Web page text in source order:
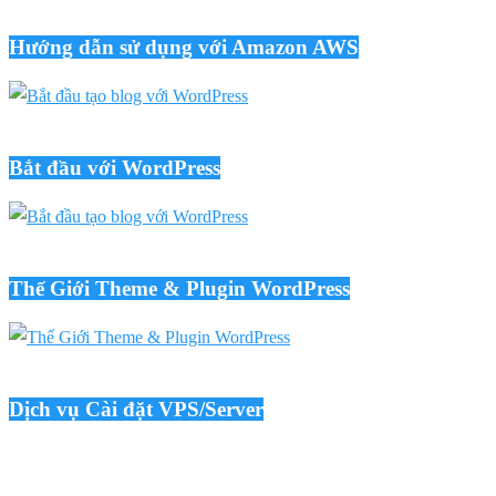
Hướng dẫn sử dụng với Amazon AWS
Bắt đầu với WordPress
Thế Giới Theme & Plugin WordPress
Dịch vụ Cài đặt VPS/Server